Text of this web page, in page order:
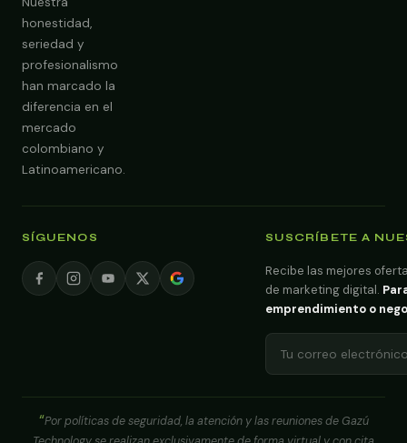
honestidad,
seriedad y
profesionalismo
han marcado la
diferencia en el
mercado
colombiano y
Latinoamericano.
SÍGUENOS SUSCRÍBETE A
Recibe las mejores
de marketing digital.
emprendimiento o
Por políticas de seguridad, la atención y las reuniones de Gazú